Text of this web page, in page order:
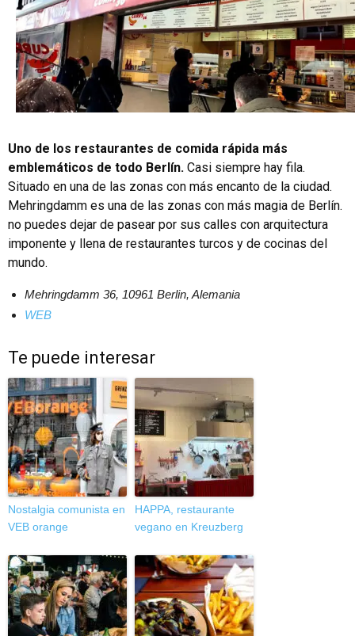
Uno de los restaurantes de comida rápida más
emblemáticos de todo Berlín. Casi siempre hay fila.
Situado en una de las zonas con más encanto de la ciudad.
Mehringdamm es una de las zonas con más magia de Berlín.
no puedes dejar de pasear por sus calles con arquitectura
imponente y llena de restaurantes turcos y de cocinas del
mundo.
Mehringdamm 36, 10961 Berlin, Alemania
WEB
Te puede interesar
Nostalgia comunista en
VEB orange
HAPPA, restaurante
vegano en Kreuzberg